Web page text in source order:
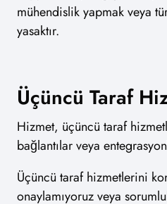
mühendislik yapmak veya
yasaktır.
Üçüncü Taraf
Hizmet, üçüncü taraf
bağlantılar veya
Üçüncü taraf hizmetlerini
onaylamıyoruz veya